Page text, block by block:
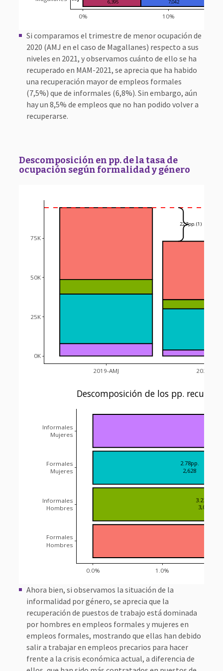
  7,042
  6,395
0% 10%
Si comparamos el trimestre de menor ocupación de
2020 (AMJ en el caso de Magallanes) respecto a sus
niveles en 2021, y observamos cuánto de ello se ha
recuperado en MAM-2021, se aprecia que ha habido
una recuperación mayor de empleos formales
(7,5%) que de informales (6,8%). Sin embargo, aún
hay un 8,5% de empleos que no han podido volver a
recuperarse.
Descomposición en pp. de la tasa de
ocupación según formalidad y género
22.7pp. (1)
2019-AMJ 2020-AMJ
0K
25K
50K
75K
3.23pp.
3,052
2.78pp.
2,628
0.0% 1.0%
Formales
Hombres
Informales
Hombres
Formales
Mujeres
Informales
Mujeres
Descomposición de los pp.
Ahora bien, si observamos la situación de la
informalidad por género, se aprecia que la
recuperación de puestos de trabajo está dominada
por hombres en empleos formales y mujeres en
empleos formales, mostrando que ellas han debido
salir a trabajar en empleos precarios para hacer
frente a la crisis económica actual, a diferencia de